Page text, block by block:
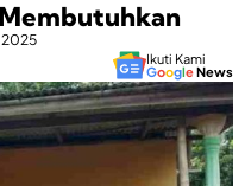
2025
Ikuti Kami
GoogleNews